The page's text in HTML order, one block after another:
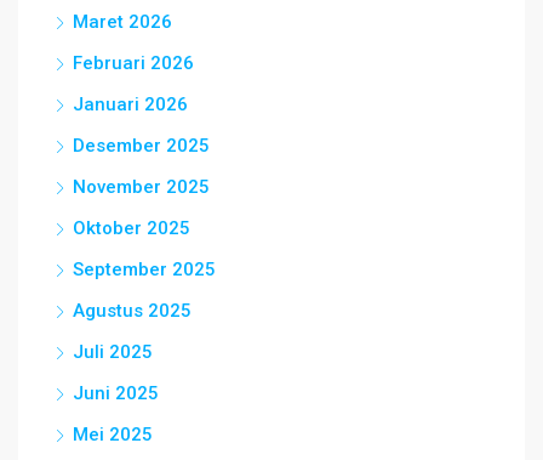
Maret 2026
Februari 2026
Januari 2026
Desember 2025
November 2025
Oktober 2025
September 2025
Agustus 2025
Juli 2025
Juni 2025
Mei 2025